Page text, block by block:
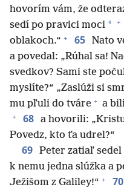
hovorím vám, že
sedí po pravici moci * +
oblakoch.“ + 65 Nato
a povedal: „Rúhal sa!
svedkov? Sami ste
myslíte?“ „Zaslúži si
mu pľuli do tváre + a
+ 68 a hovorili:
Povedz, kto ťa udrel?“
69 Peter zatiaľ
k nemu jedna slúžka a
Ježišom z Galiley!“ + 70